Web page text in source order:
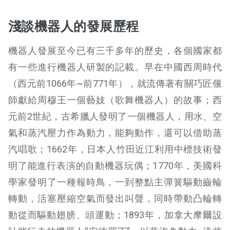
淺談機器人的發展歷程
機器人發展至今已有三千多年的歷史，各個國家都
有一些進行機器人研製的記載。早在中國西周時代
（西元前1066年~前771年），就流傳著有關巧匠偃
師獻給周穆王一個藝妓（歌舞機器人）的故事；西
元前2世紀，古希臘人發明了一個機器人，用水、空
氣和蒸汽壓力作為動力，能夠動作，還可以借助蒸
汽唱歌；1662年，日本人竹田近江利用中標技術發
明了能進行表演的自動機器玩偶；1770年，美國科
學家發明了一種報時鳥，一到整點主彈簧驅動齒輪
轉動，活塞壓縮空氣而發出叫聲，同時帶動凸輪轉
動從而驅動翅膀、頭運動；1893年，加拿大摩爾設